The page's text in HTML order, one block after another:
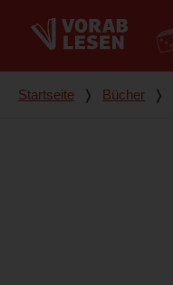
Du bist hier
Startseite ❭ Bücher ❭